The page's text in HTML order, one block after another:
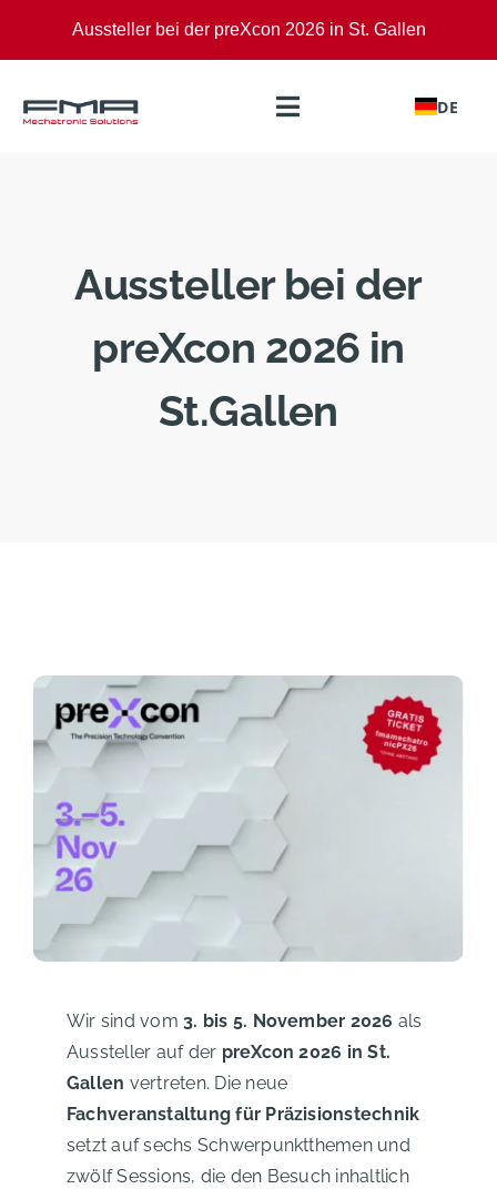
Aussteller bei der preXcon 2026 in St. Gallen
Toggle
DE
Aussteller bei der
preXcon 2026 in
St.Gallen
Wir sind vom3. bis 5. November 2026 als
Aussteller auf der preXcon 2026 in St.
Gallen vertreten. Die neue
Fachveranstaltung für Präzisionstechnik
setzt auf sechs Schwerpunktthemen und
zwölf Sessions, die den Besuch inhaltlich